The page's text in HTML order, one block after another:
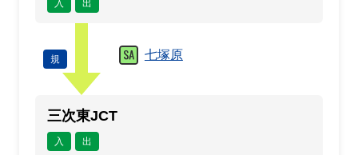
入 出
規 七塚原
三次東JCT
入 出